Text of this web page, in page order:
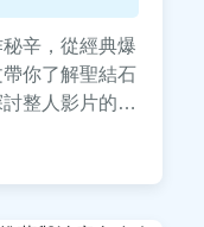
辛，從經典爆
你了解聖結石
整人影片的倫